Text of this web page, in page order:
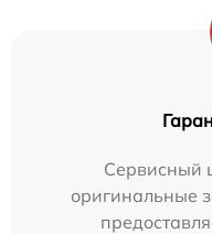
Сервисный
оригинальные